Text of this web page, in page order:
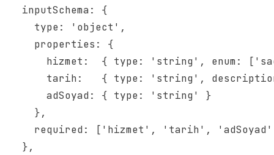
  inputSchema: {
    type: 'object',
    properties: {
hizmet:  { type: 'string', enum:
tarih:   { type: 'string',
      adSoyad: { type: 'string' }
    },
required: ['hizmet', 'tarih',
  },